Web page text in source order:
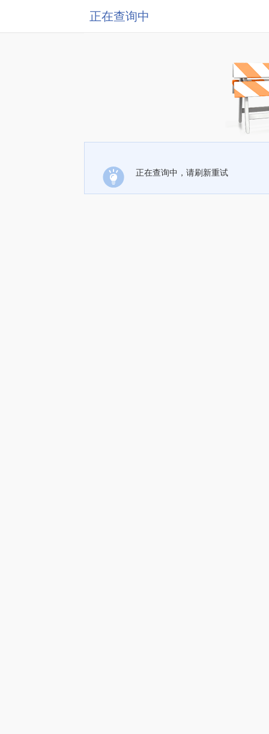
正在查询中
正在查询中，请刷新重试